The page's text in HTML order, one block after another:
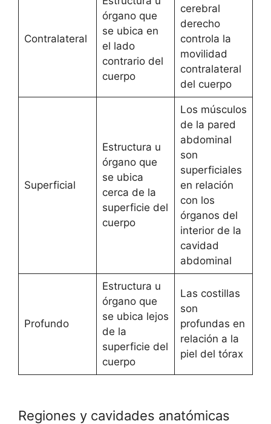
Contralateral
órgano que
se ubica en
el lado
contrario del
cuerpo
cerebral
derecho
controla la
movilidad
contralateral
del cuerpo
Superficial
Estructura u
órgano que
se ubica
cerca de la
superficie del
cuerpo
Los músculos
de la pared
abdominal
son
superficiales
en relación
con los
órganos del
interior de la
cavidad
abdominal
Profundo
Estructura u
órgano que
se ubica lejos
de la
superficie del
cuerpo
Las costillas
son
profundas en
relación a la
piel del tórax
Regiones y cavidades anatómicas